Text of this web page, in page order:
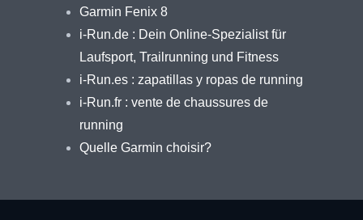
Garmin Fenix 8
i-Run.de : Dein Online-Spezialist für
Laufsport, Trailrunning und Fitness
i-Run.es : zapatillas y ropas de running
i-Run.fr : vente de chaussures de
running
Quelle Garmin choisir?